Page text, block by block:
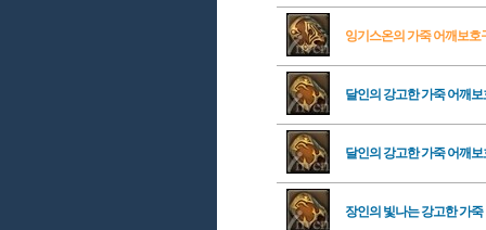
잉기스온의 가죽 어깨보호
달인의 강고한 가죽 어깨보
달인의 강고한 가죽 어깨보
장인의 빛나는 강고한 가